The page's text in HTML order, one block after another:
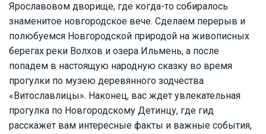
Ярославовом дворище, где когда-то собиралось
знаменитое новгородское вече. Сделаем перерыв и
полюбуемся Новгородской природой на живописных
берегах реки Волхов и озера Ильмень, а после
попадем в настоящую народную сказку во время
прогулки по музею деревянного зодчества
«Витославлицы». Наконец, вас ждет увлекательная
прогулка по Новгородскому Детинцу, где гид
расскажет вам интересные факты и важные события,